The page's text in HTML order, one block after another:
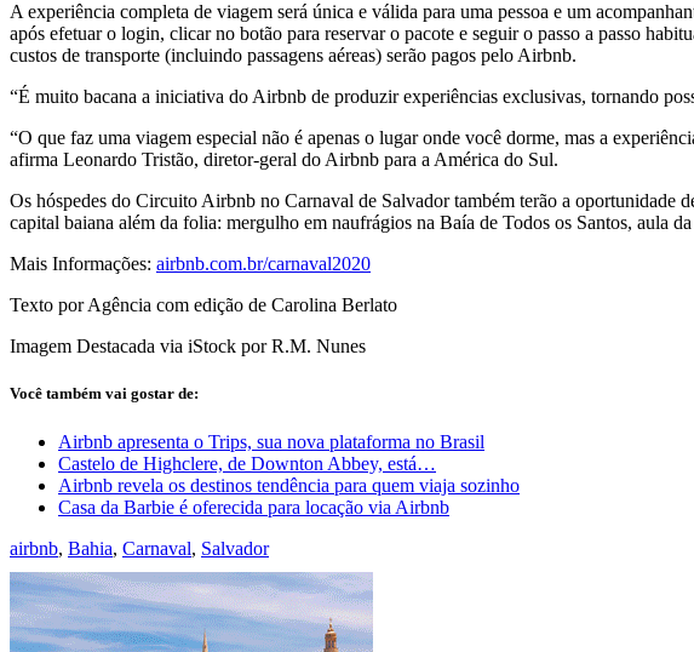
A experiência completa de viagem será única e válida para uma pessoa e um
após efetuar o login, clicar no botão para reservar o pacote e seguir o passo a passo
custos de transporte (incluindo passagens aéreas) serão pagos pelo Airbnb.
“É muito bacana a iniciativa do Airbnb de produzir experiências exclusivas, tornando
“O que faz uma viagem especial não é apenas o lugar onde você dorme, mas a
afirma Leonardo Tristão, diretor-geral do Airbnb para a América do Sul.
Os hóspedes do Circuito Airbnb no Carnaval de Salvador também terão a
capital baiana além da folia: mergulho em naufrágios na Baía de Todos os Santos, aula
Mais Informações: airbnb.com.br/carnaval2020
Texto por Agência com edição de Carolina Berlato
Imagem Destacada via iStock por R.M. Nunes
Você também vai gostar de:
Airbnb apresenta o Trips, sua nova plataforma no Brasil
Castelo de Highclere, de Downton Abbey, está…
Airbnb revela os destinos tendência para quem viaja sozinho
Casa da Barbie é oferecida para locação via Airbnb
airbnb, Bahia, Carnaval, Salvador